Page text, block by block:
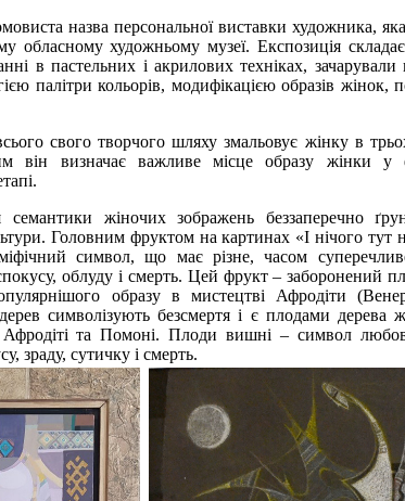
назва персональної виставки художника,
обласному художньому музеї. Експозиція
в пастельних і акрилових техніках, зачарували
палітри кольорів, модифікацією образів жінок,
свого творчого шляху змальовує жінку в
визначає важливе місце образу жінки у
семантики жіночих зображень беззаперечно
Головним фруктом на картинах «І нічого тут
символ, що має різне, часом
облуду і смерть. Цей фрукт – заборонений
образу в мистецтві Афродіти
символізують безсмертя і є плодами дерева
Афродіті та Помоні. Плоди вишні – символ
зраду, сутичку і смерть.